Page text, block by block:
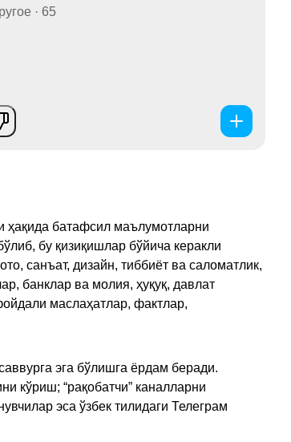
· 65
ҳақида батафсил маълумотларни
бу қизиқишлар бўйича керакли
санъат, дизайн, тиббиёт ва саломатлик,
банклар ва молия, ҳуқуқ, давлат
маслаҳатлар, фактлар,
эга бўлишга ёрдам беради.
кўриш; “рақобатчи” каналларни
эса ўзбек тилидаги Телеграм